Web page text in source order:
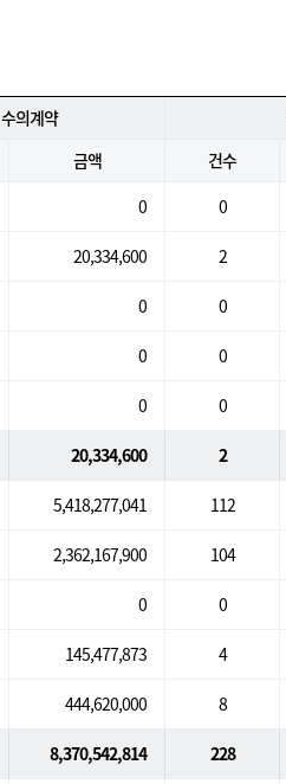
수의계약
금액 건수
0 0
20,334,600 2
0 0
0 0
0 0
20,334,600 2
5,418,277,041 112
2,362,167,900 104
0 0
145,477,873 4
444,620,000 8
8,370,542,814 228